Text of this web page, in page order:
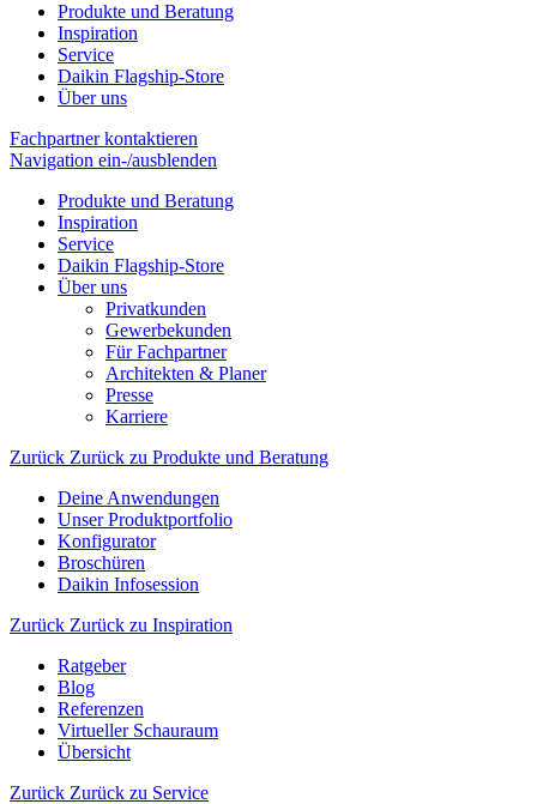
Produkte und Beratung
Inspiration
Service
Daikin Flagship-Store
Über uns
Fachpartner kontaktieren
Navigation ein-/ausblenden
Produkte und Beratung
Inspiration
Service
Daikin Flagship-Store
Über uns
Privatkunden
Gewerbekunden
Für Fachpartner
Architekten & Planer
Presse
Karriere
Zurück Zurück zu Produkte und Beratung
Deine Anwendungen
Unser Produktportfolio
Konfigurator
Broschüren
Daikin Infosession
Zurück Zurück zu Inspiration
Ratgeber
Blog
Referenzen
Virtueller Schauraum
Übersicht
Zurück Zurück zu Service